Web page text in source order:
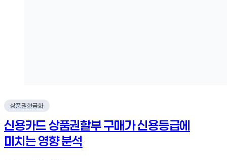
상품권현금화
신용카드 상품권할부 구매가 신용등급에
미치는 영향 분석